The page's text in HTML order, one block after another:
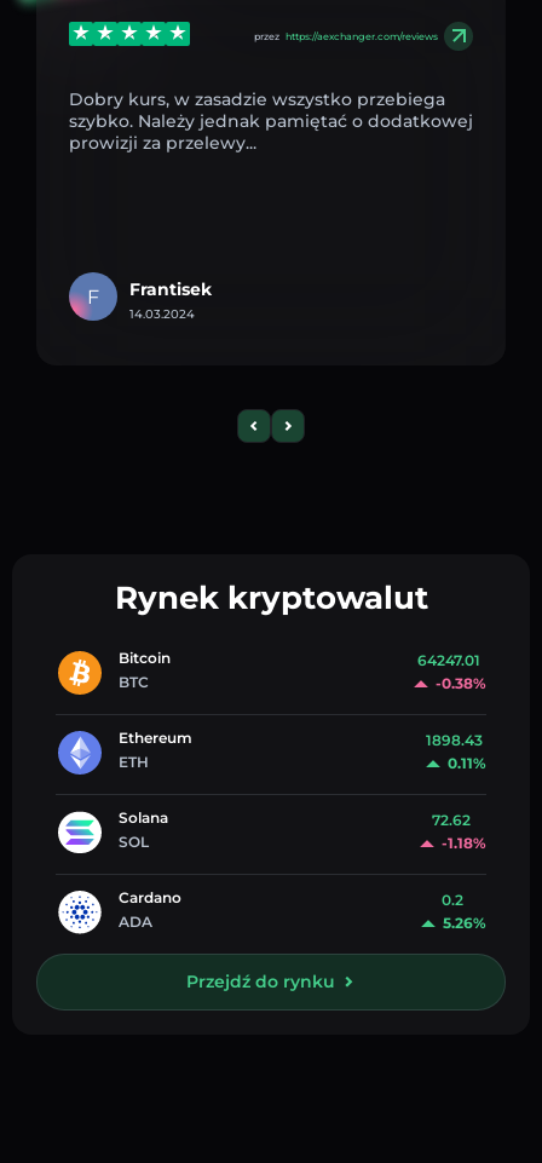
przez https://aexchanger.com/reviews
Dobry kurs, w zasadzie wszystko przebiega
szybko. Należy jednak pamiętać o dodatkowej
prowizji za przelewy...
F Frantisek
14.03.2024
Rynek kryptowalut
Bitcoin
BTC
64247.01
-0.38%
Ethereum
ETH
1898.43
0.11%
Solana
SOL
72.62
-1.18%
Cardano
ADA
0.2
5.26%
Przejdź do rynku